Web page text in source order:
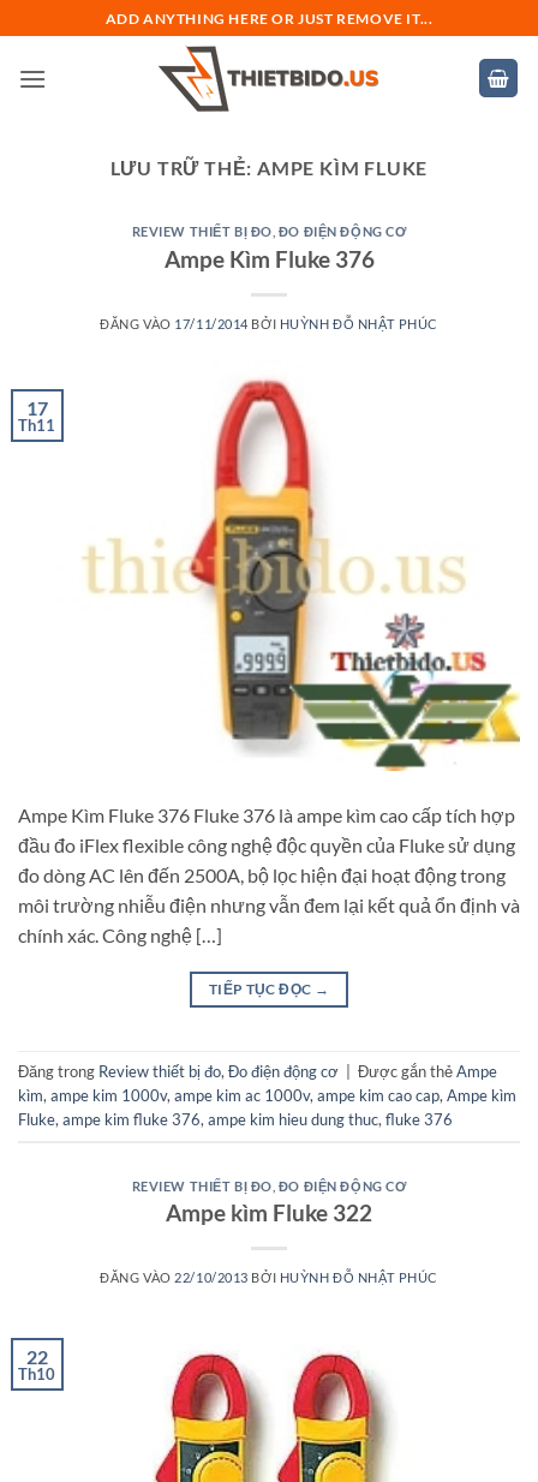
qua
nội
ADD ANYTHING HERE OR JUST REMOVE IT...
LƯU TRỮ THẺ:AMPE KÌM FLUKE
REVIEW THIẾT BỊ ĐO ĐO ĐIỆN ĐỘNG CƠ
Ampe Kìm Fluke 376
ĐĂNG VÀO 17/11/2014 BỞI HUỲNH ĐỖ NHẬT PHÚC
17
Th11
Ampe Kìm Fluke 376 Fluke 376 là ampe kìm cao cấp tích hợp
đầu đo iFlex flexible công nghệ độc quyền của Fluke sử dụng
đo dòng AC lên đến 2500A, bộ lọc hiện đại hoạt động trong
môi trường nhiễu điện nhưng vẫn đem lại kết quả ổn định và
chính xác. Công nghệ […]
TIẾP TỤC ĐỌC →
Đăng trong Review thiết bị đo, Đo điện động cơ Được gắn thẻAmpe
kìm, ampe kim 1000v, ampe kim ac 1000v, ampe kim cao cap, Ampe kìm
Fluke, ampe kim fluke 376, ampe kim hieu dung thuc, fluke 376
REVIEW THIẾT BỊ ĐO ĐO ĐIỆN ĐỘNG CƠ
Ampe kìm Fluke 322
ĐĂNG VÀO 22/10/2013 BỞI HUỲNH ĐỖ NHẬT PHÚC
22
Th10